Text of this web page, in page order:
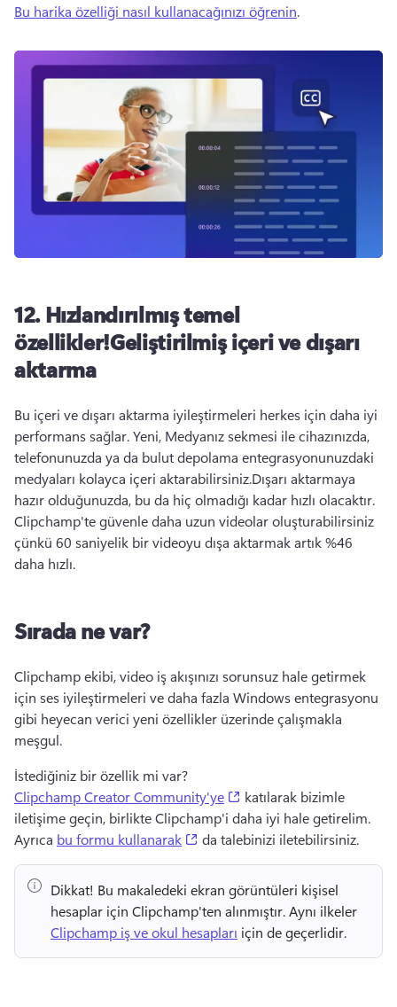
Bu harika özelliği nasıl kullanacağınızı öğrenin.
12. Hızlandırılmış temel
özellikler!Geliştirilmiş içeri ve dışarı
aktarma
Bu içeri ve dışarı aktarma iyileştirmeleri herkes için daha iyi
performans sağlar. Yeni, Medyanız sekmesi ile cihazınızda,
telefonunuzda ya da bulut depolama entegrasyonunuzdaki
medyaları kolayca içeri aktarabilirsiniz.Dışarı aktarmaya
hazır olduğunuzda, bu da hiç olmadığı kadar hızlı olacaktır.
Clipchamp'te güvenle daha uzun videolar oluşturabilirsiniz
çünkü 60 saniyelik bir videoyu dışa aktarmak artık %46
daha hızlı.
Sırada ne var?
Clipchamp ekibi, video iş akışınızı sorunsuz hale getirmek
için ses iyileştirmeleri ve daha fazla Windows entegrasyonu
gibi heyecan verici yeni özellikler üzerinde çalışmakla
meşgul.
İstediğiniz bir özellik mi var?
Clipchamp Creator Community'ye
(opens in a new tab)
katılarak bizimle
iletişime geçin, birlikte Clipchamp'i daha iyi hale getirelim.
Ayrıca bu formu kullanarak (opens in a new tab)
da talebinizi iletebilirsiniz.
Dikkat! Bu makaledeki ekran görüntüleri kişisel
hesaplar için Clipchamp'ten alınmıştır.
Clipchamp iş ve okul hesapları için de geçerlidir.